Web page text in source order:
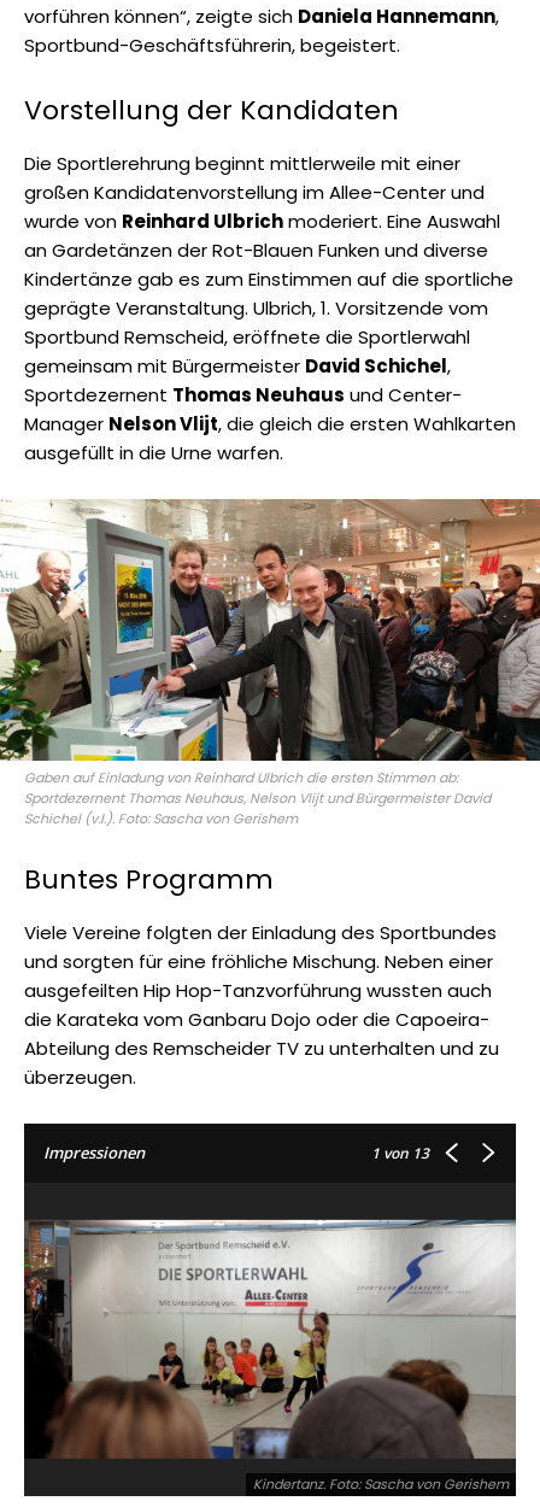
vorführen können“, zeigte sich Daniela Hannemann,
Sportbund-Geschäftsführerin, begeistert.
Vorstellung der Kandidaten
Die Sportlerehrung beginnt mittlerweile mit einer
großen Kandidatenvorstellung im Allee-Center und
wurde von Reinhard Ulbrichmoderiert. Eine Auswahl
an Gardetänzen der Rot-Blauen Funken und diverse
Kindertänze gab es zum Einstimmen auf die sportliche
geprägte Veranstaltung. Ulbrich, 1. Vorsitzende vom
Sportbund Remscheid, eröffnete die Sportlerwahl
gemeinsam mit Bürgermeister David Schichel,
Sportdezernent Thomas Neuhaus und Center-
Manager Nelson Vlijt, die gleich die ersten Wahlkarten
ausgefüllt in die Urne warfen.
Gaben auf Einladung von Reinhard Ulbrich die ersten Stimmen ab:
Sportdezernent Thomas Neuhaus, Nelson Vlijt und Bürgermeister David
Schichel (v.l.). Foto: Sascha von Gerishem
Buntes Programm
Viele Vereine folgten der Einladung des Sportbundes
und sorgten für eine fröhliche Mischung. Neben einer
ausgefeilten Hip Hop-Tanzvorführung wussten auch
die Karateka vom Ganbaru Dojo oder die Capoeira-
Abteilung des Remscheider TV zu unterhalten und zu
überzeugen.
Impressionen 1 von 13
Kindertanz. Foto: Sascha von Gerishem